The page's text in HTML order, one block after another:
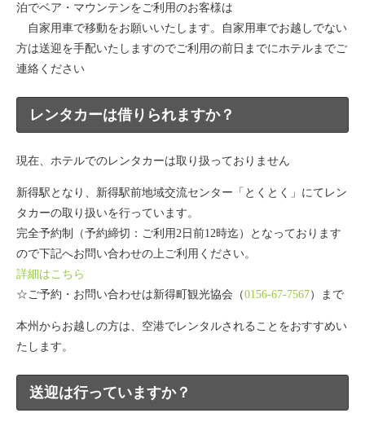
泊でベア・マウンテンをご利用のお客様は
自家用車で移動をお願いいたします。自家用車でお越しでない
方は送迎を手配いたしますのでご利用の前日までにホテルまでご
連絡ください
レンタカーは借りられますか？
現在、ホテルでのレンタカーは取り扱っておりません
新得駅となり、新得駅前地域交流センター「とくとく」にてレン
タカーの取り扱いを行っています。
完全予約制（予約締切：ご利用2日前12時迄）となっております
ので下記へお問い合わせの上ご利用ください。
詳細はこちら
☆ご予約・お問い合わせは新得町観光協会（0156-67-7567）まで
本州からお越しの方は、空港でレンタルされることをおすすめい
たします。
送迎は行っていますか？